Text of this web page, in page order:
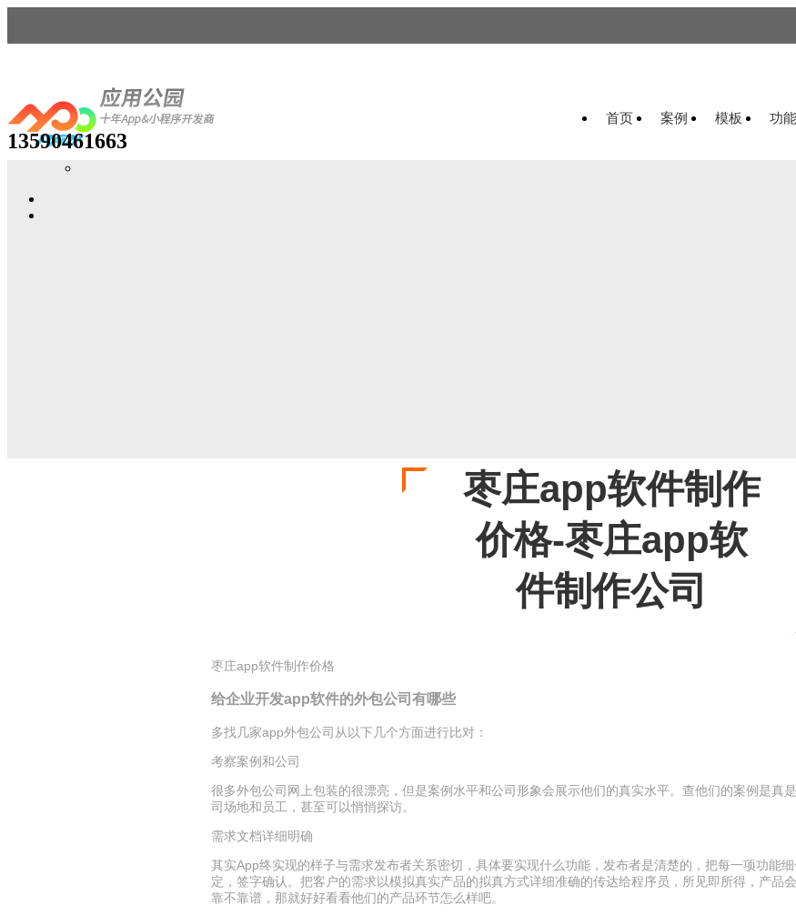
13590461663
首页 案例 模板 功
枣庄app软件制作
价格-枣庄app软
件制作公司
枣庄app软件制作价格
给企业开发app软件的外包公司有哪些
多找几家app外包公司从以下几个方面进行比对：
考察案例和公司
很多外包公司网上包装的很漂亮，但是案例水平和公司形象会展示他们的真实水平。查他们的案例是真
司场地和员工，甚至可以悄悄探访。
需求文档详细明确
其实App终实现的样子与需求发布者关系密切，具体要实现什么功能，发布者是清楚的，把每一项功能
定，签字确认。把客户的需求以模拟真实产品的拟真方式详细准确的传达给程序员，所见即所得，产品
靠不靠谱，那就好好看看他们的产品环节怎么样吧。